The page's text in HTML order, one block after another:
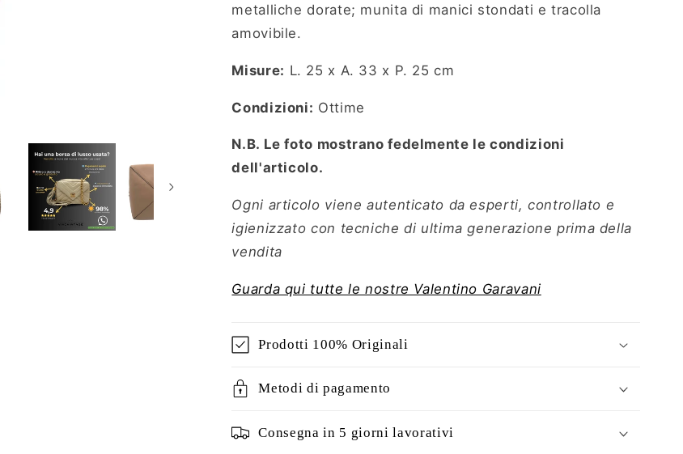
metalliche dorate; munita di manici stondati e tracolla
amovibile.
Misure: L. 25 x A. 33 x P. 25 cm
Condizioni: Ottime
N.B. Le foto mostrano fedelmente le condizioni
dell'articolo.
Ogni articolo viene autenticato da esperti, controllato e
igienizzato con tecniche di ultima generazione prima della
vendita
Guarda qui tutte le nostre Valentino Garavani
Prodotti 100% Originali
Metodi di pagamento
Consegna in 5 giorni lavorativi